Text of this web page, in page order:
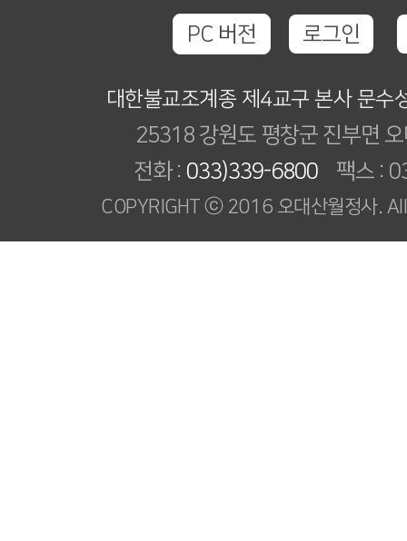
PC 버전 로그인
대한불교조계종 제4교구 본사 문수
25318 강원도 평창군 진부면
전화 : 033)339-6800 팩스 :
COPYRIGHT ⓒ 2016 오대산월정사.